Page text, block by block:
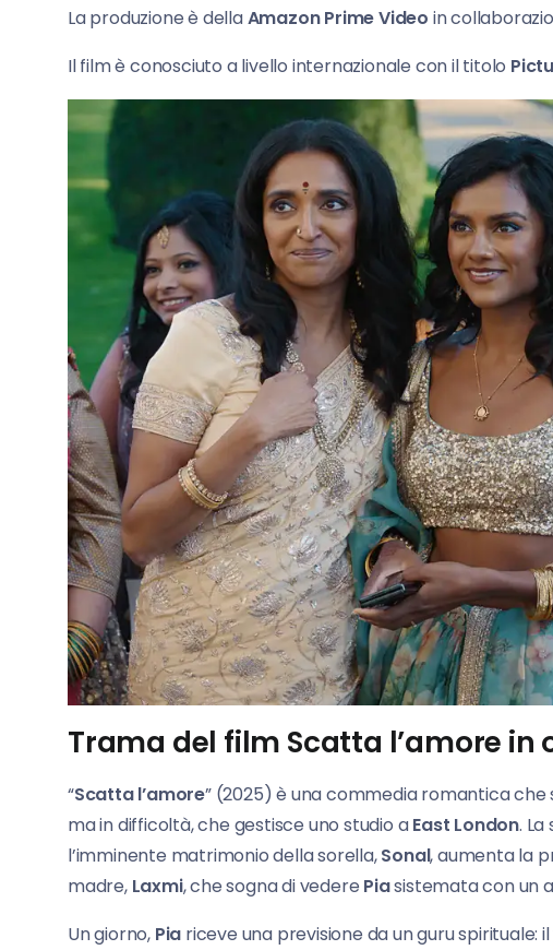
La produzione è dellaAmazon Prime Video in
Il film è conosciuto a livello internazionale con il titolo
Trama del film Scatta l’amore in
“Scatta l’amore” (2025) è una commedia romantica che
ma in difficoltà, che gestisce uno studio aEast London.
l’imminente matrimonio della sorella,Sonal, aumenta la
madre, Laxmi, che sogna di vedere Piasistemata con un
Un giorno, Pia riceve una previsione da un guru spirituale: